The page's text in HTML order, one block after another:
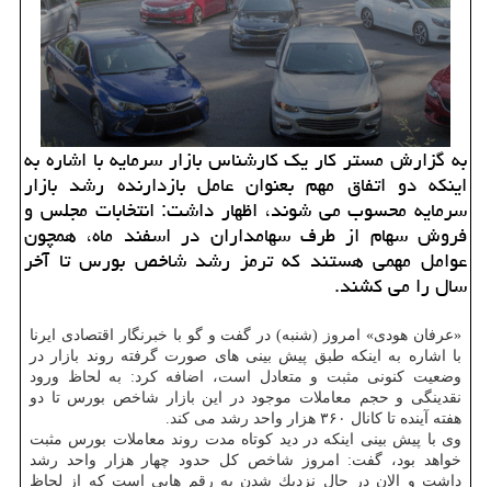
به گزارش مستر كار یك كارشناس بازار سرمایه با اشاره به
اینكه دو اتفاق مهم بعنوان عامل بازدارنده رشد بازار
سرمایه محسوب می شوند، اظهار داشت: انتخابات مجلس و
فروش سهام از طرف سهامداران در اسفند ماه، همچون
عوامل مهمی هستند كه ترمز رشد شاخص بورس تا آخر
سال را می كشند.
«عرفان هودی» امروز (شنبه) در گفت و گو با خبرنگار اقتصادی ایرنا
با اشاره به اینكه طبق پیش بینی های صورت گرفته روند بازار در
وضعیت كنونی مثبت و متعادل است، اضافه كرد: به لحاظ ورود
نقدینگی و حجم معاملات موجود در این بازار شاخص بورس تا دو
هفته آینده تا كانال ۳۶۰ هزار واحد رشد می كند.
وی با پیش بینی اینكه در دید كوتاه مدت روند معاملات بورس مثبت
خواهد بود، گفت: امروز شاخص كل حدود چهار هزار واحد رشد
داشت و الان در حال نزدیك شدن به رقم هایی است كه از لحاظ